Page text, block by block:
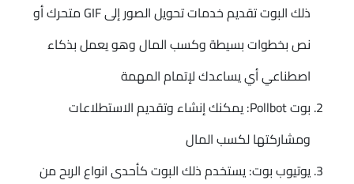
ذلك البوت تقديم خدمات تحويل الصور إلى GIF متحرك أو
نص بخطوات بسيطة وكسب المال وهو يعمل بذكاء
اصطناعي أي يساعدك لإتمام المهمة
بوت Pollbot: يمكنك إنشاء وتقديم الاستطلاعات
ومشاركتها لكسب المال
يوتيوب بوت: يستخدم ذلك البوت كأحدى انواع الربح من